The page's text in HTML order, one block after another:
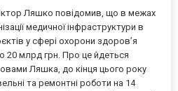
Ляшко повідомив, що в межах
медичної інфраструктури в
у сфері охорони здоров’я
20 млрд грн. Про це йдеться
Ляшка, до кінця цього року
та ремонтні роботи на 14